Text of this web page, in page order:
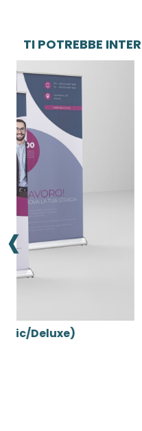
TI POTREBBE
Pellicola
‹